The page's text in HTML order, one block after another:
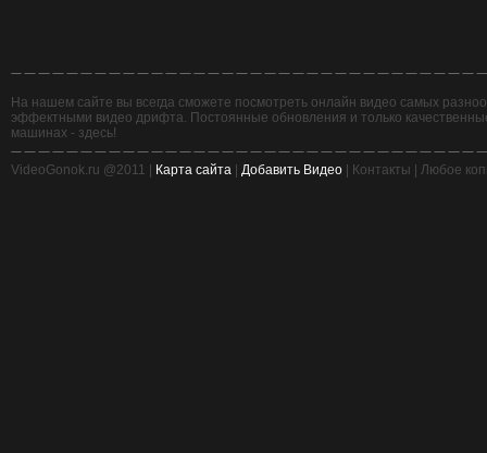
На нашем сайте вы всегда сможете посмотреть онлайн видео самых
эффектными видео дрифта. Постоянные обновления и только
машинах - здесь!
VideoGonok.ru @2011 | Карта сайта Добавить Видео | Контакты | Любое